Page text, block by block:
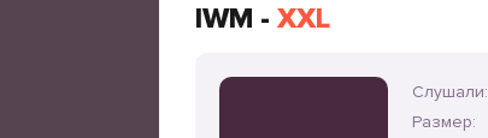
IWM - XXL
Слушали:
Размер: